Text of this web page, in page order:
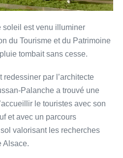
soleil est venu illuminer
du Tourisme et du Patrimoine
tombait sans cesse.
par l’architecte
Palanche a trouvé une
le touristes avec son
et avec un parcours
valorisant les recherches
Alsace.